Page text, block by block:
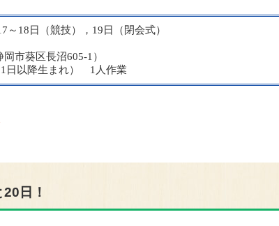
～18日（競技），19日（閉会式）
区長沼605-1）
以降生まれ） 1人作業
日！